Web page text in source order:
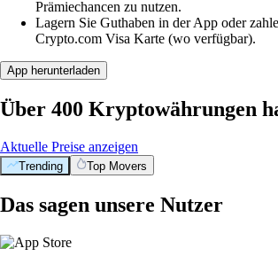
Prämiechancen zu nutzen.
Lagern Sie Guthaben in der App oder
Crypto.com Visa Karte (wo verfügbar).
App herunterladen
Über 400 Kryptowährungen
Aktuelle Preise anzeigen
Trending Top Movers
Das sagen unsere Nutzer